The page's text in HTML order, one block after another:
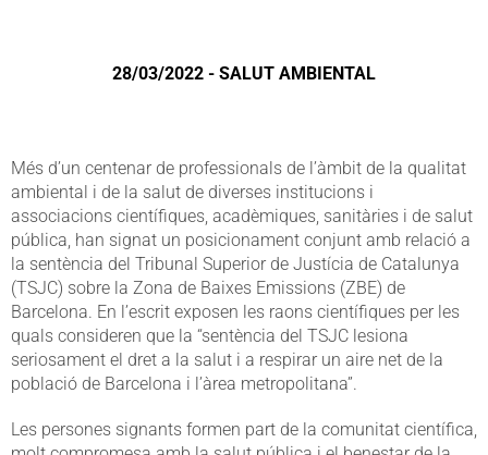
28/03/2022 - SALUT AMBIENTAL
Més d’un centenar de professionals de l’àmbit de la qualitat
ambiental i de la salut de diverses institucions i
associacions científiques, acadèmiques, sanitàries i de salut
pública, han signat un posicionament conjunt amb relació a
la sentència del Tribunal Superior de Justícia de Catalunya
(TSJC) sobre la Zona de Baixes Emissions (ZBE) de
Barcelona. En l’escrit exposen les raons científiques per les
quals consideren que la “sentència del TSJC lesiona
seriosament el dret a la salut i a respirar un aire net de la
població de Barcelona i l’àrea metropolitana”.
Les persones signants formen part de la comunitat científica,